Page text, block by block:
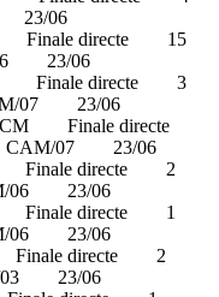
06
Finale directe 15
23/06
Finale directe 3
07 23/06
Finale directe
07 23/06
Finale directe 2
06 23/06
Finale directe 1
06 23/06
Finale directe 2
23/06